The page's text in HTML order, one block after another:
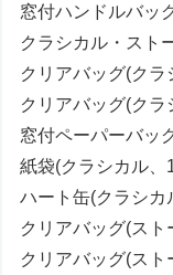
窓付ハンドルバッ
クラシカル・スト
クリアバッグ(ク
クリアバッグ(ク
窓付ペーパーバッ
紙袋(クラシカル
ハート缶(クラシカ
クリアバッグ(ス
クリアバッグ(ス